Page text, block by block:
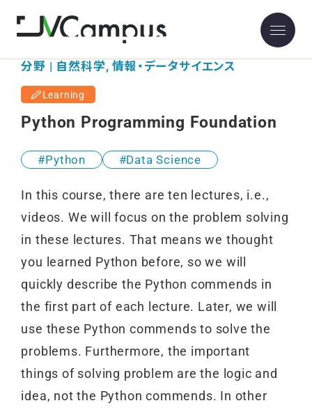
分野 | 自然科学, 情報・データサイエンス
Learning
Python Programming Foundation
Python Data Science
In this course, there are ten lectures, i.e.,
videos. We will focus on the problem solving
in these lectures. That means we thought
you learned Python before, so we will
quickly describe the Python commends in
the first part of each lecture. Later, we will
use these Python commends to solve the
problems. Furthermore, the important
things of solving problem are the logic and
idea, not the Python commends. In other